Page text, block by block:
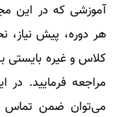
آموزشی که در این
هر دوره، پیش نیاز،
کلاس و غیره بایستی
مراجعه فرمایید.
می‌توان ضمن تماس